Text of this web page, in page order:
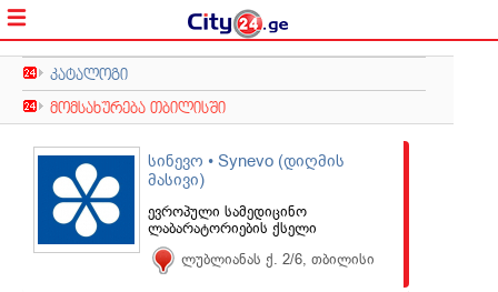
კატალოგი
მომსახურება თბილისში
სინევო • Synevo (დიღმის
მასივი)
ევროპული სამედიცინო
ლაბარატორიების ქსელი
ლუბლიანას ქ. 2/6, თბილისი